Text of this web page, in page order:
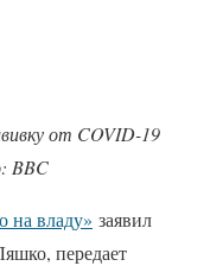
от COVID-19
BBC
на владу» заявил
передает